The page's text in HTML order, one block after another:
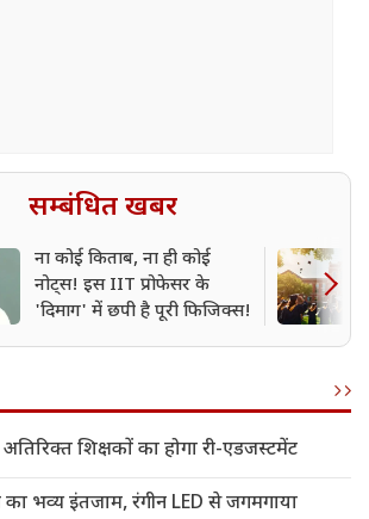
सम्बंधित खबर
ना कोई किताब, ना ही कोई
नोट्स! इस IIT प्रोफेसर के
'दिमाग' में छपी है पूरी फिजिक्स!
शिक्षकों का होगा री-एडजस्टमेंट
का भव्य इंतजाम, रंगीन LED से जगमगाया